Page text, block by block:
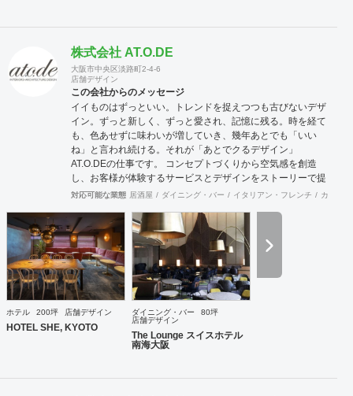
株式会社 AT.O.DE
大阪市中央区淡路町2-4-6
店舗デザイン
この会社からのメッセージ
イイものはずっといい。トレンドを捉えつつも古びないデザ
イン。ずっと新しく、ずっと愛され、記憶に残る。時を経て
も、色あせずに味わいが増していき、幾年あとでも「いい
ね」と言われ続ける。それが「あとでクるデザイン」
AT.O.DEの仕事です。 コンセプトづくりから空気感を創造
し、お客様が体験するサービスとデザインをストーリーで提
案、ビジネスとトレンドのバランスのとれた仕事が好評をい
対応可能な業態 居酒屋 ダイニング・バー イタリアン・フレンチ カフェ
ホテル 200坪 店舗デザイン
HOTEL SHE, KYOTO
ダイニング・バー
80坪
店舗デザイン
The Lounge スイスホテル
南海大阪